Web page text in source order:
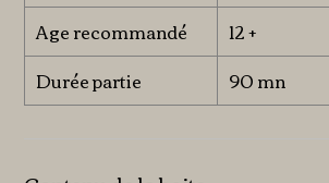
Age recommandé
12 +
Durée partie
90 mn